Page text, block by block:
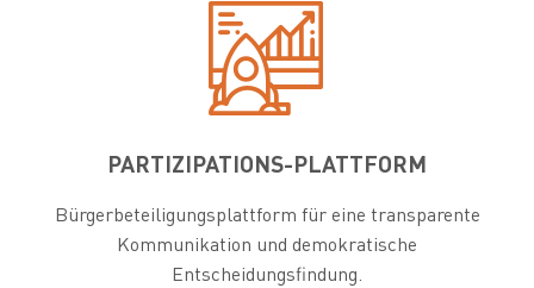


PARTIZIPATIONS-PLATTFORM
Bürgerbeteiligungsplattform für eine transparente
Kommunikation und demokratische
Entscheidungsfindung.